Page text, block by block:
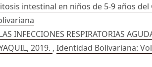
intestinal en niños de 5-9 años del
INFECCIONES RESPIRATORIAS
2019. ,Identidad Bolivariana: